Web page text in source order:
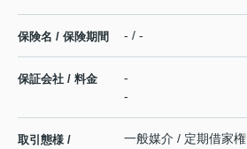
保険名 / 保険期間 - / -
保証会社 / 料金
-
-
取引態様 /
一般媒介 / 定期借家権